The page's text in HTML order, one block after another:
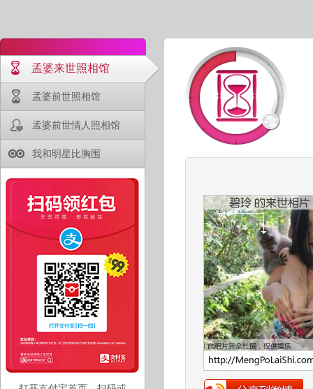
孟婆来世照相馆
孟婆前世照相馆
孟婆前世情人照相馆
我和明星比胸围